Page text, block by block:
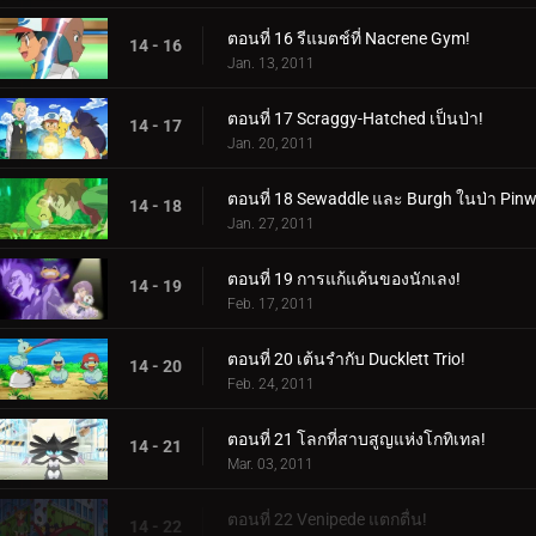
14 - 16 ตอนที่ 16 รีแมตช์ที่ Nacrene Gym!
Jan. 13, 2011
14 - 17 ตอนที่ 17 Scraggy-Hatched เป็นป่า!
Jan. 20, 2011
14 - 18 ตอนที่ 18 Sewaddle และ Burgh ในป่า
Jan. 27, 2011
14 - 19 ตอนที่ 19 การแก้แค้นของนักเลง!
Feb. 17, 2011
14 - 20 ตอนที่ 20 เต้นรำกับ Ducklett Trio!
Feb. 24, 2011
14 - 21 ตอนที่ 21 โลกที่สาบสูญแห่งโกทิเทล!
Mar. 03, 2011
14 - 22 ตอนที่ 22 Venipede แตกตื่น!